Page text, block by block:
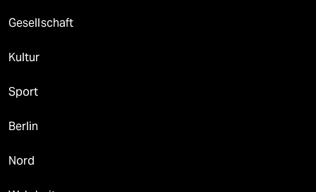
Gesellschaft
Kultur
Sport
Berlin
Nord